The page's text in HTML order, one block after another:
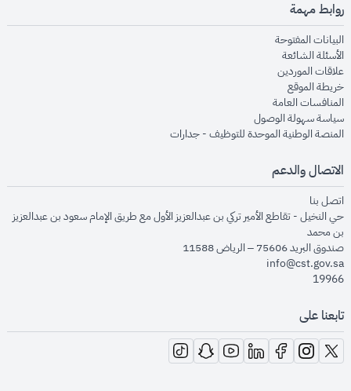
روابط مهمة
البيانات المفتوحةopens in new window
الأسئلة الشائعةopens in new window
علاقات الموردينopens in new window
خريطة الموقعopens in new window
المنافسات العامةopens in new window
سياسة سهولة الوصولopens in new window
المنصة الوطنية الموحدة للتوظيف - جداراتopens in new window
الاتصال والدعم
اتصل بنا
حي النخيل - تقاطع الأمير تركي بن عبدالعزيز الأول مع طريق الإمام سعود بن عبدالعزيز
بن محمد
صندوق البريد 75606 – الرياض 11588
info@cst.gov.sa
19966
تابعنا على
opens in new window
opens in new window
opens in new window
opens in new window
opens in new window
opens in new window
opens in new window